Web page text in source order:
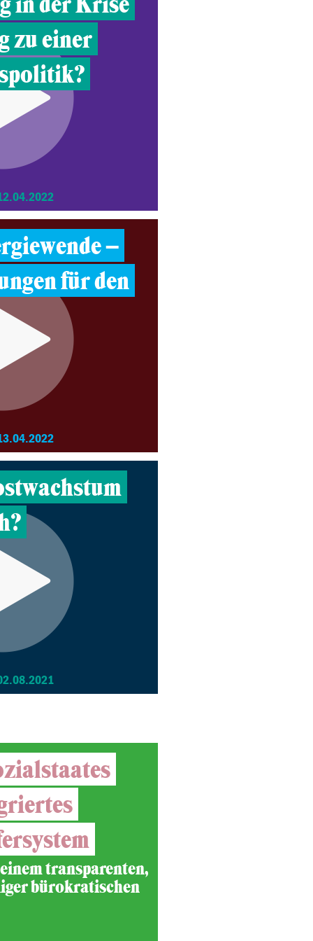
zu einer
12.04.2022
–
für den
13.04.2022
02.08.2021
transparenten,
bürokratischen